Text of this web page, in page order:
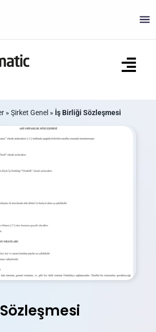
Ne Yapar?
Hesabım
» Şirket Genel » İş Birliği Sözleşmesi